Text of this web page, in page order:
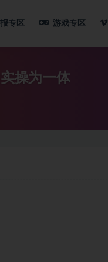
专区 游戏专区
操为一体